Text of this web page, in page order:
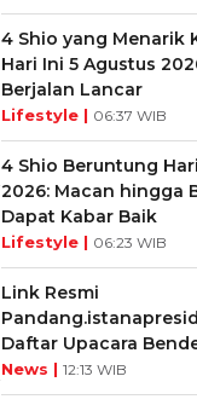
4 Shio yang Menarik
Hari Ini 5 Agustus
Berjalan Lancar
Lifestyle | 06:37 WIB
4 Shio Beruntung
2026: Macan hingga
Dapat Kabar Baik
Lifestyle | 06:23 WIB
Link Resmi
Daftar Upacara
Istana Negara
News | 12:13 WIB